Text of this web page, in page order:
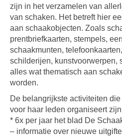
zijn in het verzamelen van
van schaken. Het betreft hier
aan schaakobjecten. Zoals
prentbriefkaarten, stempels,
schaakmunten,
schilderijen, kunstvoorwerpen,
alles wat thematisch aan
worden.
De belangrijkste activiteiten
voor haar leden organiseert
* 6x per jaar het blad De
– informatie over nieuwe